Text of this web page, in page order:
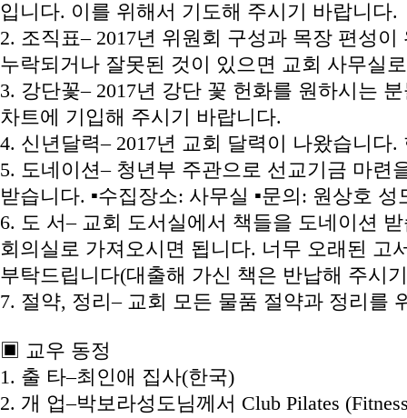
입니다. 이를 위해서 기도해 주시기 바랍니다.
2. 조직표– 2017년 위원회 구성과 목장 편성
누락되거나 잘못된 것이 있으면 교회 사무실
3. 강단꽃– 2017년 강단 꽃 헌화를 원하시는
차트에 기입해 주시기 바랍니다.
4. 신년달력– 2017년 교회 달력이 나왔습니다
5. 도네이션– 청년부 주관으로 선교기금 마련
받습니다. ▪수집장소: 사무실 ▪문의: 원상호 성
6. 도 서– 교회 도서실에서 책들을 도네이션
회의실로 가져오시면 됩니다. 너무 오래된 고
부탁드립니다(대출해 가신 책은 반납해 주시
7. 절약, 정리– 교회 모든 물품 절약과 정리를
▣ 교우 동정
1. 출 타–최인애 집사(한국)
2. 개 업–박보라성도님께서 Club Pilates